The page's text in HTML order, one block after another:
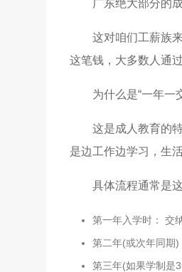
广东绝大部分的
这对咱们工薪族
这笔钱，大多数人通
为什么是“一年一
这是成人教育的
是边工作边学习，生
具体流程通常是
第一年入学时： 交
第二年(或次年同期)
第三年(如果学制是